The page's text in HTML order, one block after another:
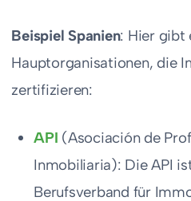
Beispiel Spanien: Hier gibt
Hauptorganisationen, die
zertifizieren:
API (Asociación de
Inmobiliaria): Die API
Berufsverband für